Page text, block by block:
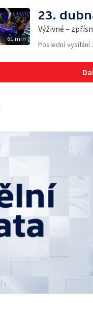
61 min
23.
Výživné –
Poslední vysílání